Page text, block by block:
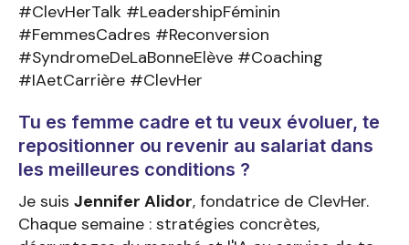
#ClevHerTalk #LeadershipFéminin
#FemmesCadres #Reconversion
#SyndromeDeLaBonneElève #Coaching
#IAetCarrière #ClevHer
Tu es femme cadre et tu veux évoluer, te
repositionner ou revenir au salariat dans
les meilleures conditions ?
Je suis Jennifer Alidor, fondatrice de ClevHer.
Chaque semaine : stratégies concrètes,